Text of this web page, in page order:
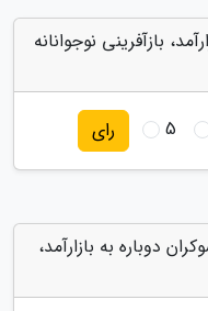
بازآفرینی نوجوانانه
5 رای
دوباره به بازارآمد،